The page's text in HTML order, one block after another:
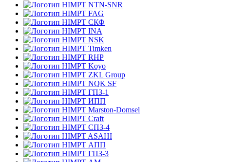
NTN-SNR
FAG
СКФ
INA
NSK
Timken
RHP
Koyo
ZKL Group
NQK SF
ГПЗ-1
ИПП
Marston-Domsel
Craft
СПЗ-4
ASAHI
АПП
ГПЗ-3